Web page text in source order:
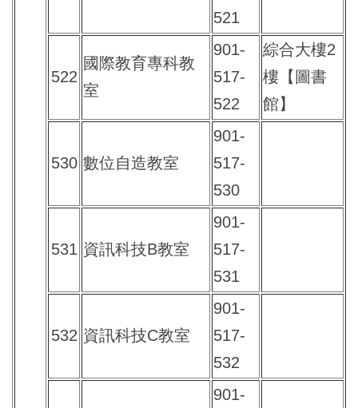
521
522
國際教育專科教
室
901-
517-
522
綜合大樓2
樓【圖書
館】
530 數位自造教室
901-
517-
530
531 資訊科技B教室
901-
517-
531
532 資訊科技C教室
901-
517-
532
901-